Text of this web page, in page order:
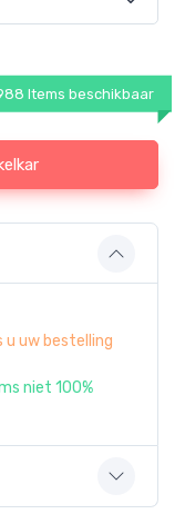
Items beschikbaar
u uw bestelling
niet 100%